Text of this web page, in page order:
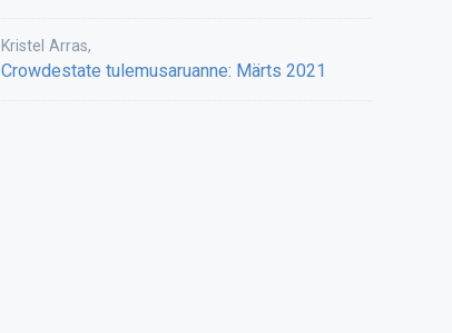
Kristel Arras,
Crowdestate tulemusaruanne: Märts 2021